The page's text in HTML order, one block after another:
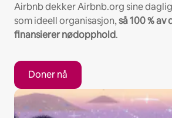
Airbnb dekker Airbnb.org sine
som ideell organisasjon,så 100 % av
finansierer nødopphold.
Doner nå